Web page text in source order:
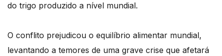
do trigo produzido a nível mundial.
O conflito prejudicou o equilíbrio alimentar mundial,
levantando a temores de uma grave crise que afetará